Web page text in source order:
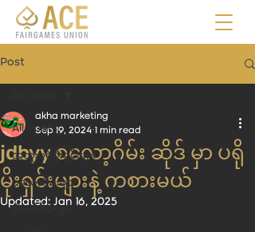
Post
All Posts
အထူးပရိုမိုးရှင်းများ
စလော့ဂိမ်းများ
ငါးပစ်ဂိမ်းများ
jdbyy စလော့ဂိမ်း ဆိုဒ် မှာ ပရို
မိုးရှင်းများနဲ့ ကစားမယ်
akha marketing
Sep 19, 2024 1 min read
Updated:Jan 16, 2025